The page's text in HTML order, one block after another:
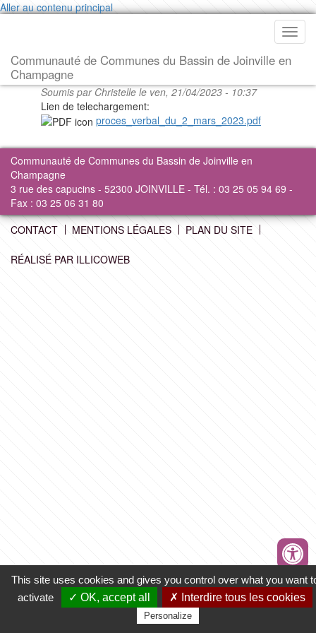
Aller au contenu principal
Communauté de Communes du Bassin de Joinville en
Champagne
Soumis par Christelle le ven, 21/04/2023 - 10:37
Lien de telechargement:
proces_verbal_du_2_mars_2023.pdf
Communauté de Communes du Bassin de Joinville en
Champagne
3 rue des capucins - 52300 JOINVILLE - Tél. : 03 25 05 94 69 -
Fax : 03 25 06 31 80
CONTACT
MENTIONS LÉGALES PLAN DU SITE
RÉALISÉ PAR ILLICOWEB
This site uses cookies and gives you control over what you want
activate
✓ OK, accept all ✗ Interdire tous les cookies
Personalize